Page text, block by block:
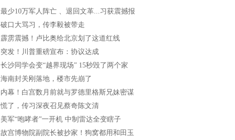
最少10万军人阵亡 、退回文革...习获震撼报
破口大骂习，传李毅被带走
霹雳震撼！卢比奥给北京划了这道红线
突发！川普重磅宣布：协议达成
长沙同学会变“越界现场” 15秒毁了两个家
海南封关刚落地，楼市先崩了
内幕！白宫数月前就与罗德里格斯兄妹密谋
慌了，传习深夜召见蔡奇陈文清
美军“咆哮者”一开机 中制雷达全变瞎子
故宫博物院副院长被抄家！狗窝都用和田玉